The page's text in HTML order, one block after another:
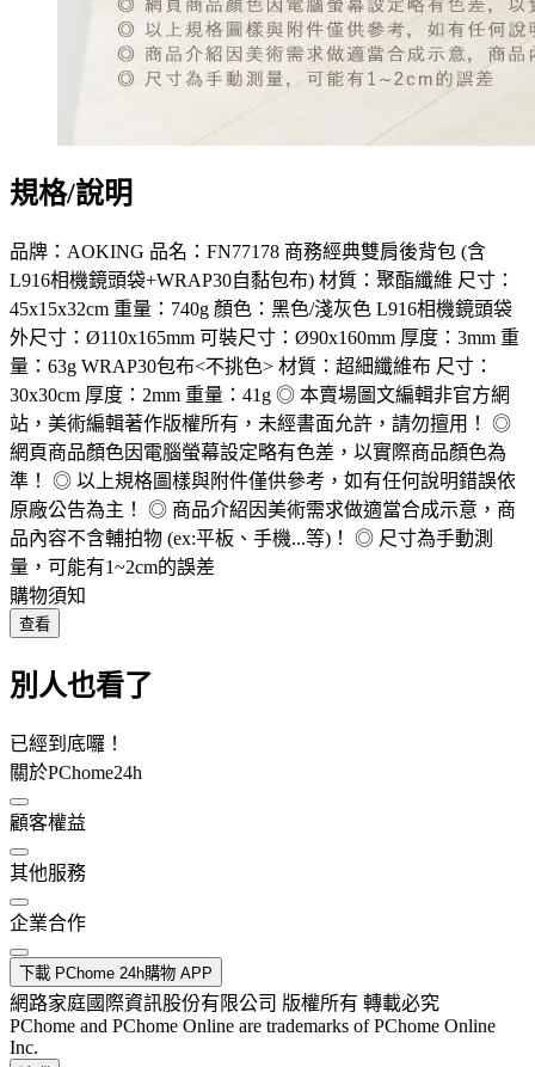
規格/說明
品牌：AOKING 品名：FN77178 商務經典雙肩後背包 (含
L916相機鏡頭袋+WRAP30自黏包布) 材質：聚酯纖維 尺寸：
45x15x32cm 重量：740g 顏色：黑色/淺灰色 L916相機鏡頭袋
外尺寸：Ø110x165mm 可裝尺寸：Ø90x160mm 厚度：3mm 重
量：63g WRAP30包布<不挑色> 材質：超細纖維布 尺寸：
30x30cm 厚度：2mm 重量：41g ◎ 本賣場圖文編輯非官方網
站，美術編輯著作版權所有，未經書面允許，請勿擅用！ ◎
網頁商品顏色因電腦螢幕設定略有色差，以實際商品顏色為
準！ ◎ 以上規格圖樣與附件僅供參考，如有任何說明錯誤依
原廠公告為主！ ◎ 商品介紹因美術需求做適當合成示意，商
品內容不含輔拍物 (ex:平板、手機...等)！ ◎ 尺寸為手動測
量，可能有1~2cm的誤差
購物須知
查看
別人也看了
已經到底囉！
關於PChome24h
顧客權益
其他服務
企業合作
下載 PChome 24h購物 APP
網路家庭國際資訊股份有限公司 版權所有 轉載必究
PChome and PChome Online are trademarks of PChome Online
Inc.